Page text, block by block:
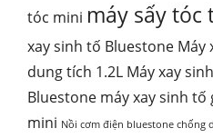
tóc mini máy sấy tóc
xay sinh tố Bluestone Máy
dung tích 1.2L Máy xay
Bluestone máy xay sinh tố
mini Nồi cơm điện bluestone chống